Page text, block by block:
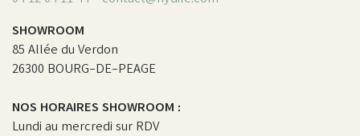
SHOWROOM
85 Allée du Verdon
26300 BOURG-DE-PEAGE
NOS HORAIRES SHOWROOM :
Lundi au mercredi sur RDV